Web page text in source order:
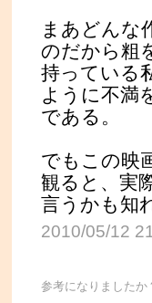
まあどんな
のだから粗
持っている
ように不満
である。
でもこの映
観ると、実
言うかも知
2010/05/12
参考になりましたか